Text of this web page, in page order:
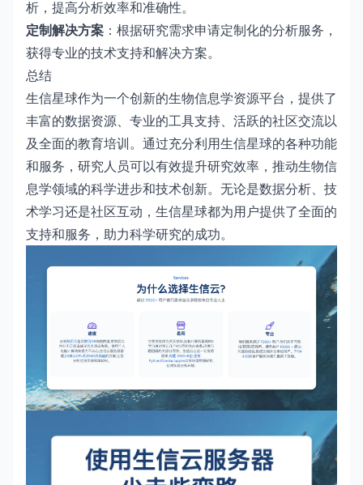
析，提高分析效率和准确性。
定制解决方案 ：根据研究需求申请定制化的分析服务，
获得专业的技术支持和解决方案。
总结
生信星球作为一个创新的生物信息学资源平台，提供了
丰富的数据资源、专业的工具支持、活跃的社区交流以
及全面的教育培训。通过充分利用生信星球的各种功能
和服务，研究人员可以有效提升研究效率，推动生物信
息学领域的科学进步和技术创新。无论是数据分析、技
术学习还是社区互动，生信星球都为用户提供了全面的
支持和服务，助力科学研究的成功。